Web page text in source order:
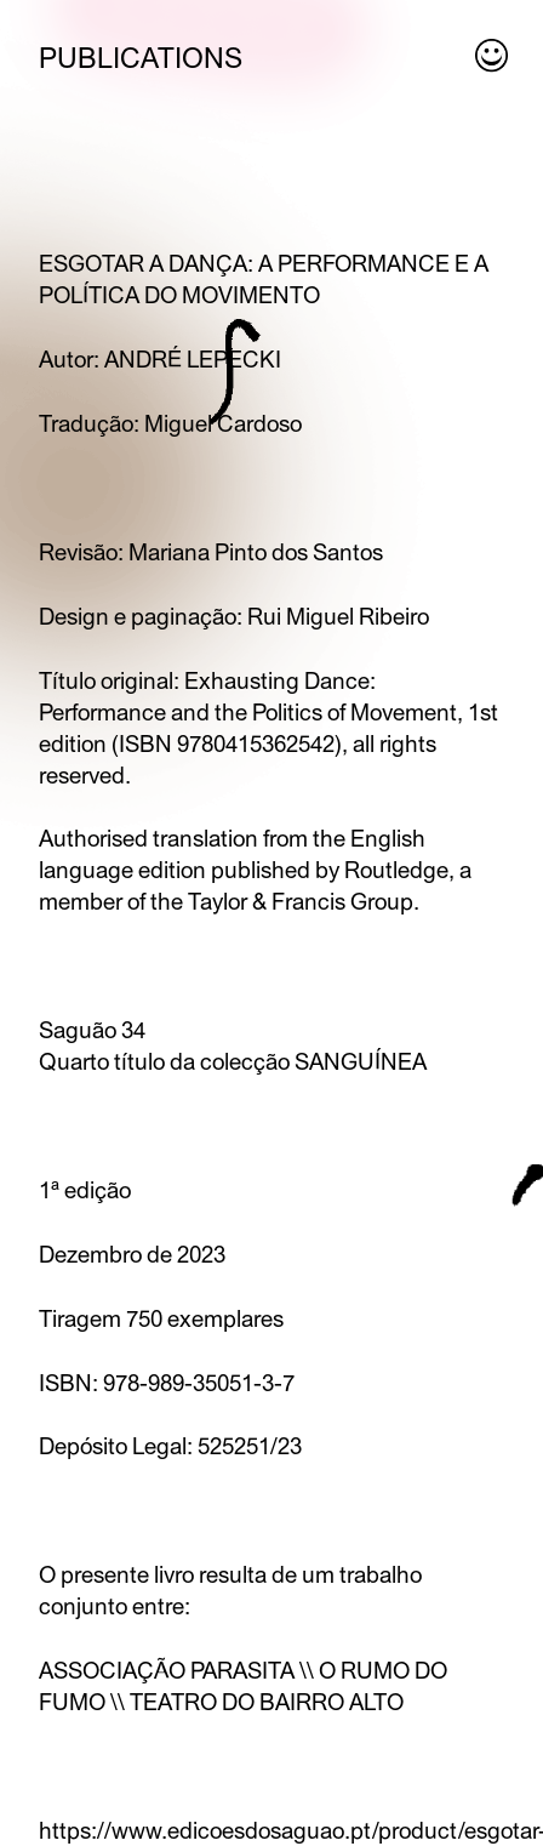
PUBLICATIONS
ESGOTAR A DANÇA: A PERFORMANCE E A
POLÍTICA DO MOVIMENTO
Autor: ANDRÉ LEPECKI
Tradução: Miguel Cardoso
Revisão: Mariana Pinto dos Santos
Design e paginação: Rui Miguel Ribeiro
Título original: Exhausting Dance:
Performance and the Politics of Movement, 1st
edition (ISBN 9780415362542), all rights
reserved.
Authorised translation from the English
language edition published by Routledge, a
member of the Taylor & Francis Group.
Saguão 34
Quarto título da colecção SANGUÍNEA
1ª edição
Dezembro de 2023
Tiragem 750 exemplares
ISBN: 978-989-35051-3-7
Depósito Legal: 525251/23
O presente livro resulta de um trabalho
conjunto entre:
ASSOCIAÇÃO PARASITA \\ O RUMO DO
FUMO \\ TEATRO DO BAIRRO ALTO
https://www.edicoesdosaguao.pt/product/